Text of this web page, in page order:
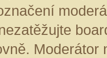
Moderátor